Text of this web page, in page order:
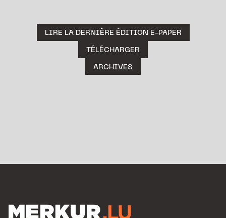
LIRE LA DERNIÈRE ÉDITION E-PAPER
TÉLÉCHARGER
ARCHIVES